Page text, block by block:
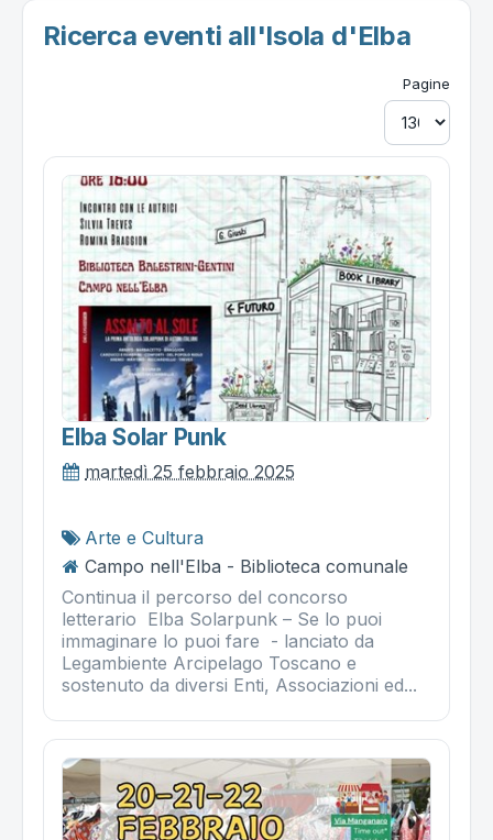
Ricerca eventi all'Isola d'Elba
Pagine
Elba Solar Punk
martedì 25 febbraio 2025
Arte e Cultura
Campo nell'Elba - Biblioteca comunale
Continua il percorso del concorso
letterario Elba Solarpunk – Se lo puoi
immaginare lo puoi fare - lanciato da
Legambiente Arcipelago Toscano e
sostenuto da diversi Enti, Associazioni ed...